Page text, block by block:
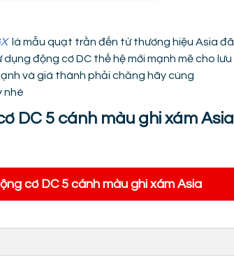
là mẫu quạt trần đến từ thương hiệu Asia đã
động cơ DC thế hệ mới mạnh mẽ cho lưu
và giá thành phải chăng hãy cùng
nhé
DC 5 cánh màu ghi xám Asia
cơ DC 5 cánh màu ghi xám Asia